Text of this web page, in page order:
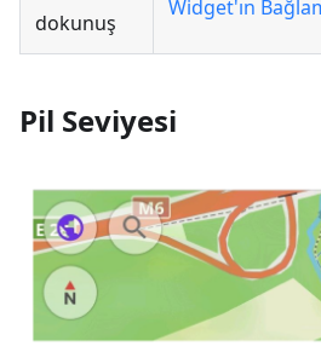
dokunuş
Widget'ın
Pil Seviyesi